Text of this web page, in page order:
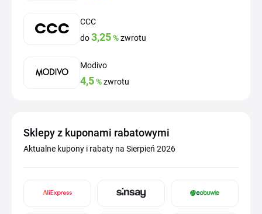
CCC
do3,25%zwrotu
Modivo
4,5%zwrotu
Sklepy z kuponami rabatowymi
Aktualne kupony i rabaty na Sierpień 2026